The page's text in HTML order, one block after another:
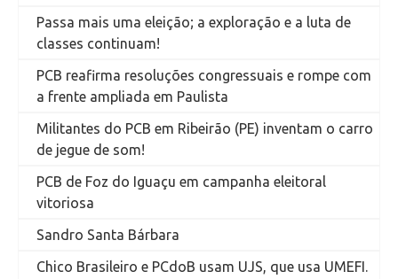
Passa mais uma eleição; a exploração e a luta de
classes continuam!
PCB reafirma resoluções congressuais e rompe com
a frente ampliada em Paulista
Militantes do PCB em Ribeirão (PE) inventam o carro
de jegue de som!
PCB de Foz do Iguaçu em campanha eleitoral
vitoriosa
Sandro Santa Bárbara
Chico Brasileiro e PCdoB usam UJS, que usa UMEFI.